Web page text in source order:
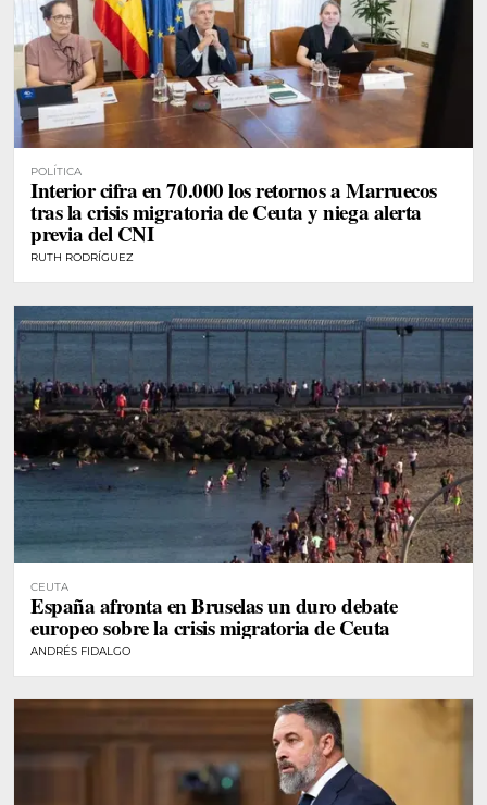
POLÍTICA
Interior cifra en 70.000 los retornos a Marruecos
tras la crisis migratoria de Ceuta y niega alerta
previa del CNI
RUTH RODRÍGUEZ
CEUTA
España afronta en Bruselas un duro debate
europeo sobre la crisis migratoria de Ceuta
ANDRÉS FIDALGO